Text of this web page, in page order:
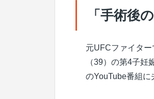
「手術後
元UFCファイタ
（39）の第4子
のYouTube番組に